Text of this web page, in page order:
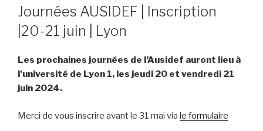
LE
Journées AUSIDEF | Inscription
|20-21 juin | Lyon
Les prochaines journées de l’Ausidef auront lieu à
l’université de Lyon 1, les jeudi 20 et vendredi 21
juin 2024.
Merci de vous inscrire avant le 31 mai via le formulaire